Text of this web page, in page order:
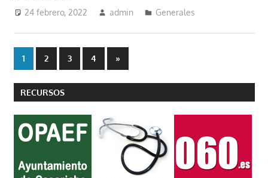
24 febrero, 2022 admin Generales
Paginación
de
entradas
1 2 3 4
Entradas
siguientes
»
RECURSOS